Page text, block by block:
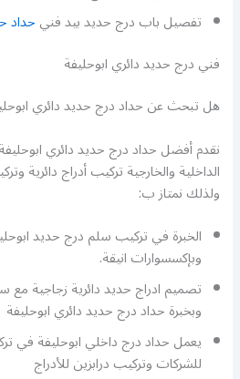
تفصيل باب درج حديد بيد فنيحداد
فني درج حديد دائري ابوحليفة
هل تبحث عن حداد درج حديد دائري
نقدم أفضل حداد درج حديد دائري
الداخلية والخارجية تركيب أدراج دائرية
ولذلك نمتاز ب:
الخبرة في تركيب سلم درج حديد
وبإكسسوارات انيقة.
تصميم ادراج حديد دائرية زجاجية
وبخبرة حداد درج حديد دائري ابوحليفة
يعمل حداد درج داخلي ابوحليفة في
للشركات وتركيب درابزين للأدراج